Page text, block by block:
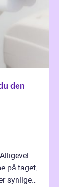
den
på taget,
synlige